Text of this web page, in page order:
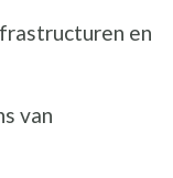
en
van